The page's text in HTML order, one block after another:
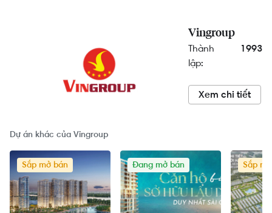
Vingroup
Thành
lập:
1993
Xem chi tiết
Dự án khác của Vingroup
Sắp mở bán Đang mở bán Sắp